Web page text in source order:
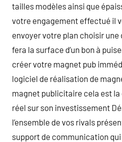
tailles modèles ainsi que
votre engagement effectué il
envoyer votre plan choisir une
fera la surface d’un bon à
créer votre magnet pub
logiciel de réalisation de
magnet publicitaire cela est
réel sur son investissement
l’ensemble de vos rivals
support de communication